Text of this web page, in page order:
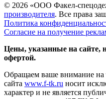
© 2026 «ООО Факел-
производителя. Все права
Политика
Согласие на получение
Цены, указанные на сайте,
офертой.
Обращаем ваше внимание на
сайта www.f-tk.ru носит
характер и не является